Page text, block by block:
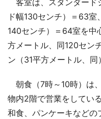
ド幅130センチ）＝63
140センチ）＝64室を中
方メートル、同120セン
ン（31平方メートル、同
朝食（7時～10時）は
物内2階で営業をしてい
和食、パンケーキなどの